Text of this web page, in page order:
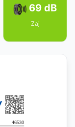
69 dB
Zaj